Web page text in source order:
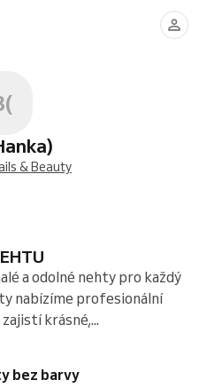
& Beauty
a odolné nehty pro každý
nabízíme profesionální
krásné,...
bez barvy